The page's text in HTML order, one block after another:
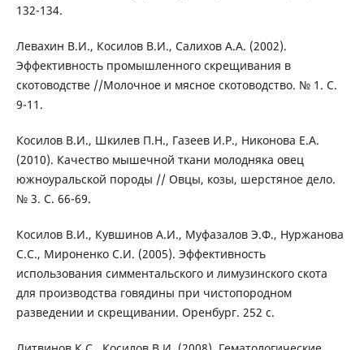
132-134.
Левахин В.И., Косилов В.И., Салихов А.А. (2002).
Эффективность промышленного скрещивания в
скотоводстве //Молочное и мясное скотоводство. № 1. С.
9-11.
Косилов В.И., Шкилев П.Н., Газеев И.Р., Никонова Е.А.
(2010). Качество мышечной ткани молодняка овец
южноуральской породы // Овцы, козы, шерстяное дело.
№ 3. С. 66-69.
Косилов В.И., Кувшинов А.И., Муфазалов Э.Ф., Нуржанова
С.С., Мироненко С.И. (2005). Эффективность
использования симментальского и лимузинского скота
для производства говядины при чистопородном
разведении и скрещивании. Оренбург. 252 с.